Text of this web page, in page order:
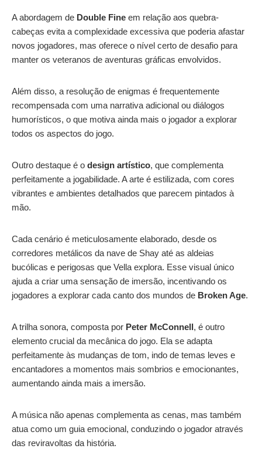
A abordagem de Double Fine em relação aos quebra-
cabeças evita a complexidade excessiva que poderia afastar
novos jogadores, mas oferece o nível certo de desafio para
manter os veteranos de aventuras gráficas envolvidos.
Além disso, a resolução de enigmas é frequentemente
recompensada com uma narrativa adicional ou diálogos
humorísticos, o que motiva ainda mais o jogador a explorar
todos os aspectos do jogo.
Outro destaque é o design artístico, que complementa
perfeitamente a jogabilidade. A arte é estilizada, com cores
vibrantes e ambientes detalhados que parecem pintados à
mão.
Cada cenário é meticulosamente elaborado, desde os
corredores metálicos da nave de Shay até as aldeias
bucólicas e perigosas que Vella explora. Esse visual único
ajuda a criar uma sensação de imersão, incentivando os
jogadores a explorar cada canto dos mundos de Broken Age.
A trilha sonora, composta por Peter McConnell, é outro
elemento crucial da mecânica do jogo. Ela se adapta
perfeitamente às mudanças de tom, indo de temas leves e
encantadores a momentos mais sombrios e emocionantes,
aumentando ainda mais a imersão.
A música não apenas complementa as cenas, mas também
atua como um guia emocional, conduzindo o jogador através
das reviravoltas da história.